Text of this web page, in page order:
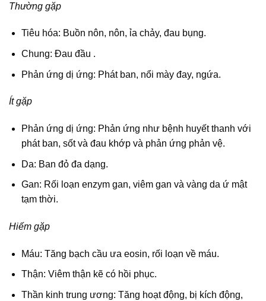
Thường gặp
Tiêu hóa: Buồn nôn, nôn, ỉa chảy, đau bụng.
Chung: Đau đầu .
Phản ứng dị ứng: Phát ban, nổi mày đay, ngứa.
Ít gặp
Phản ứng dị ứng: Phản ứng như bệnh huyết thanh với
phát ban, sốt và đau khớp và phản ứng phản vệ.
Da: Ban đỏ đa dạng.
Gan: Rối loạn enzym gan, viêm gan và vàng da ứ mật
tạm thời.
Hiếm gặp
Máu: Tăng bạch cầu ưa eosin, rối loạn về máu.
Thận: Viêm thận kẽ có hồi phục.
Thần kinh trung ương: Tăng hoạt động, bị kích động,